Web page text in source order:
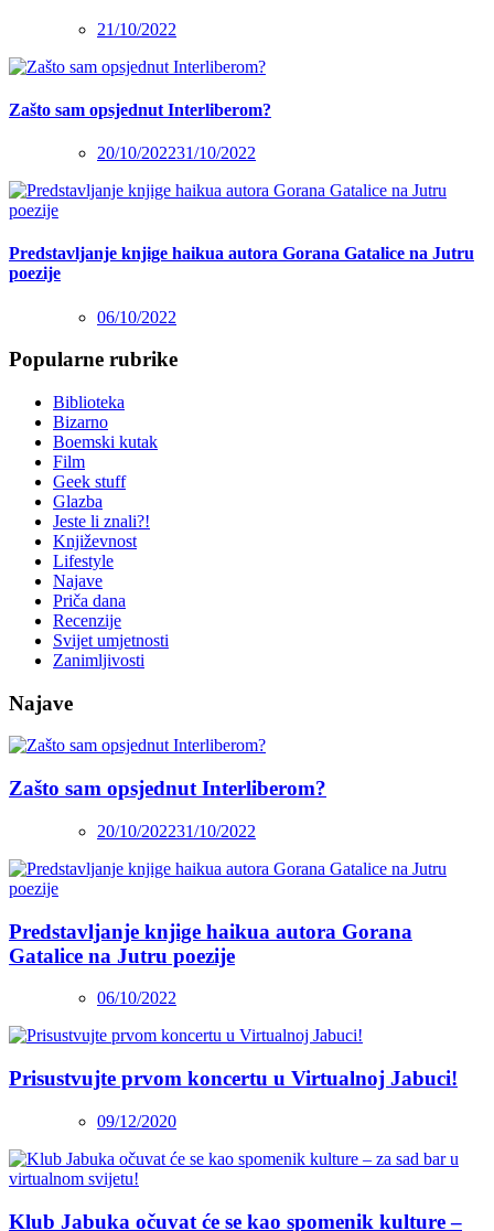
21/10/2022
Zašto sam opsjednut Interliberom?
20/10/202231/10/2022
Predstavljanje knjige haikua autora Gorana Gatalice na Jutru
poezije
06/10/2022
Popularne rubrike
Biblioteka
Bizarno
Boemski kutak
Film
Geek stuff
Glazba
Jeste li znali?!
Književnost
Lifestyle
Najave
Priča dana
Recenzije
Svijet umjetnosti
Zanimljivosti
Najave
Zašto sam opsjednut Interliberom?
20/10/202231/10/2022
Predstavljanje knjige haikua autora Gorana
Gatalice na Jutru poezije
06/10/2022
Prisustvujte prvom koncertu u Virtualnoj Jabuci!
09/12/2020
Klub Jabuka očuvat će se kao spomenik kulture –